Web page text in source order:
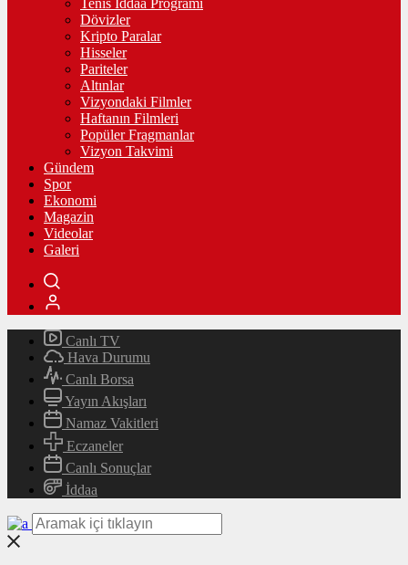
Tenis İddaa Programı
Dövizler
Kripto Paralar
Hisseler
Pariteler
Altınlar
Vizyondaki Filmler
Haftanın Filmleri
Popüler Fragmanlar
Vizyon Takvimi
Gündem
Spor
Ekonomi
Magazin
Videolar
Galeri
Canlı TV
Hava Durumu
Canlı Borsa
Yayın Akışları
Namaz Vakitleri
Eczaneler
Canlı Sonuçlar
İddaa